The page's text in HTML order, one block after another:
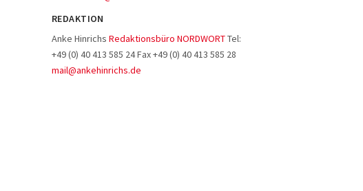
REDAKTION
Anke Hinrichs Redaktionsbüro NORDWORTTel:
+49 (0) 40 413 585 24 Fax +49 (0) 40 413 585 28
mail@ankehinrichs.de